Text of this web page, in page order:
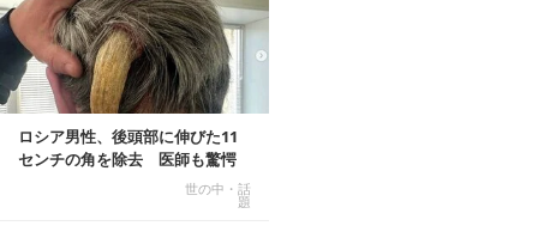
ロシア男性、後頭部に伸びた11
センチの角を除去 医師も驚愕
世の中・話
題